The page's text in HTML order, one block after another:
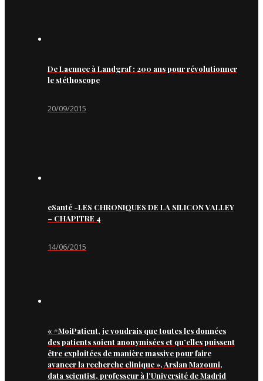
De Laennec à Landgraf : 200 ans pour révolutionner
le stéthoscope
20/09/2015
eSanté -LES CHRONIQUES DE LA SILICON VALLEY
– CHAPITRE 4
14/06/2015
« #MoiPatient, je voudrais que toutes les données
des patients soient anonymisées et qu’elles puissent
être exploitées de manière massive pour faire
avancer la recherche clinique », Arslan Mazouni,
data scientist, professeur à l’Université de Madrid